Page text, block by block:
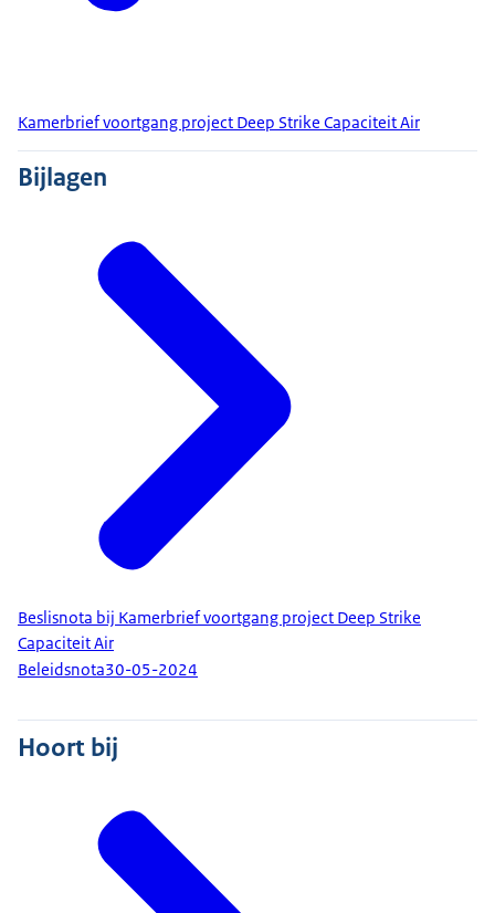
Kamerbrief voortgang project Deep Strike Capaciteit Air
Bijlagen
Beslisnota bij Kamerbrief voortgang project Deep Strike
Capaciteit Air
Beleidsnota30-05-2024
Hoort bij